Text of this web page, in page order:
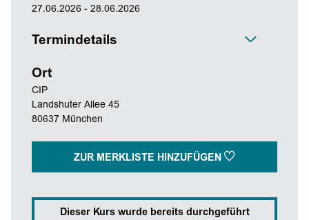
27.06.2026 - 28.06.2026
Termindetails
Ort
CIP
Landshuter Allee 45
80637 München
ZUR MERKLISTE HINZUFÜGEN
Dieser Kurs wurde bereits durchgeführt